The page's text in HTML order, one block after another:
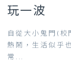
玩一波
自從大小鬼門(校
熱鬧，生活似乎
常...